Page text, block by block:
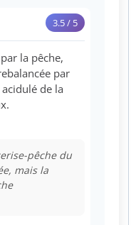
3.5 / 5
la pêche,
par
de la
pêche du
mais la